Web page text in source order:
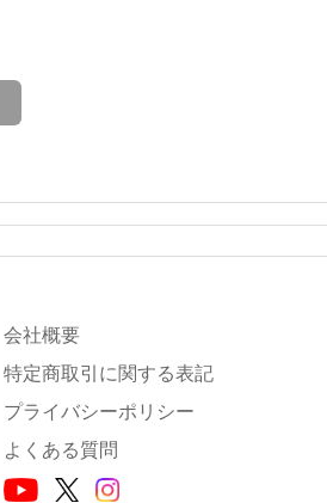
会社概要
特定商取引に関する表記
プライバシーポリシー
よくある質問